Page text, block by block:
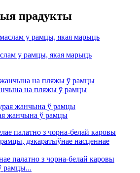
прадукты
у рамцы, якая марыць
на пляжы ў рамцы
жанчына ў рамцы
палатно з чорна-белай каровы
рамцы...